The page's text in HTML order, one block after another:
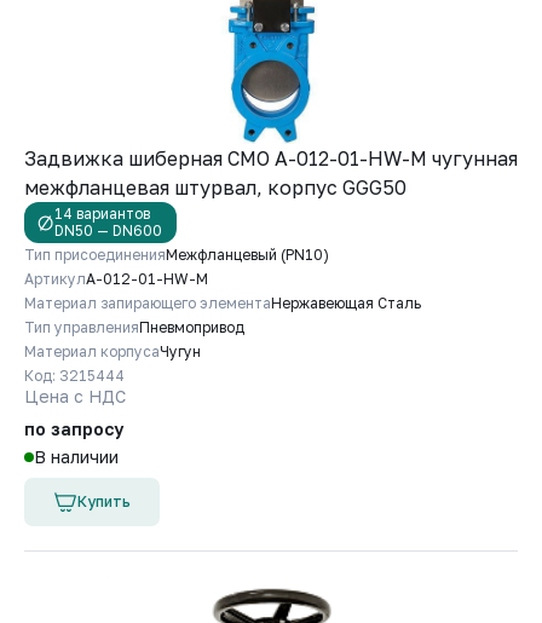
Задвижка шиберная СМО A-012-01-HW-M чугунная
межфланцевая штурвал, корпус GGG50
14 вариантов
DN50 — DN600
Тип присоединенияМежфланцевый (PN10)
АртикулA-012-01-HW-M
Материал запирающего элементаНержавеющая Сталь
Тип управленияПневмопривод
Материал корпусаЧугун
Код: 3215444
Цена с НДС
по запросу
В наличии
Купить